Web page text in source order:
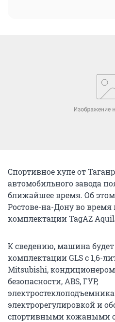
Спортивное купе от
автомобильного завода
ближайшее время. Об
Ростове-на-Дону во время
комплектации TagAZ
К сведению, машина будет
комплектации GLS с 1,6-
Mitsubishi,
безопасности, ABS, ГУР,
электрорегулировкой и
спортивными кожаными